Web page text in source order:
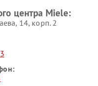
пылесосов Miele
центра Miele:
14, корп. 2